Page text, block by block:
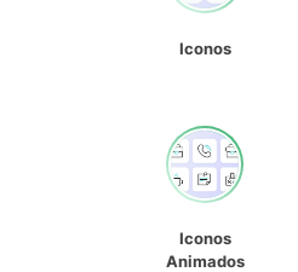
Iconos
Iconos
Animados